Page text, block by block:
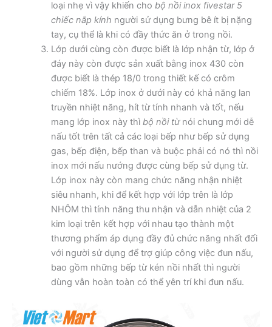
loại nhẹ vì vậy khiến cho bộ nồi inox fivestar 5
chiếc nắp kính người sử dụng bưng bê ít bị nặng
tay, cụ thể là khi có đầy thức ăn ở trong nồi.
Lớp dưới cùng còn được biết là lớp nhận từ, lớp ở
đáy này còn được sản xuất bằng inox 430 còn
được biết là thép 18/0 trong thiết kế có crôm
chiếm 18%. Lớp inox ở dưới này có khả năng lan
truyền nhiệt năng, hít từ tính nhanh và tốt, nếu
mang lớp inox này thì bộ nồi từnói chung mới dễ
nấu tốt trên tất cả các loại bếp như bếp sử dụng
gas, bếp điện, bếp than và buộc phải có nó thì nồi
inox mới nấu nướng được cùng bếp sử dụng từ.
Lớp inox này còn mang chức năng nhận nhiệt
siêu nhanh, khi để kết hợp với lớp trên là lớp
NHÔM thì tính năng thu nhận và dẫn nhiệt của 2
kim loại trên kết hợp với nhau tạo thành một
thương phẩm áp dụng đầy đủ chức năng nhất đối
với người sử dụng để trợ giúp công việc đun nấu,
bao gồm những bếp từ kén nồi nhất thì người
dùng vẫn hoàn toàn có thể yên trí khi đun nấu.